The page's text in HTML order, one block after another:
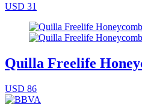
USD 31
Quilla Freelife
USD 86